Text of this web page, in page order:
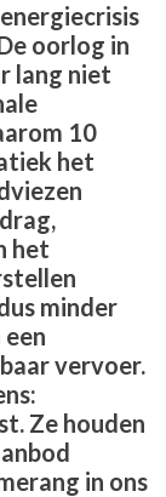
oorlog in
lang niet
10
het
het
minder
vervoer.
Ze houden
in ons